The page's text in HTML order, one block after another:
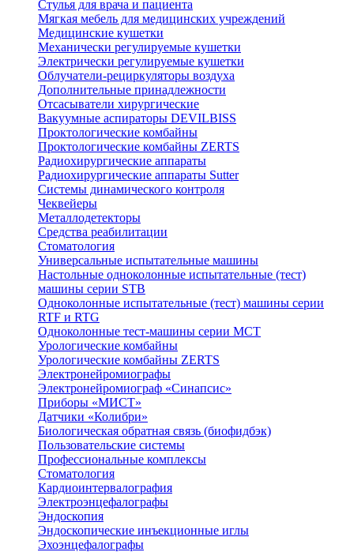
Стулья для врача и пациента
Мягкая мебель для медицинских учреждений
Медицинские кушетки
Механически регулируемые кушетки
Электрически регулируемые кушетки
Облучатели-рециркуляторы воздуха
Дополнительные принадлежности
Отсасыватели хирургические
Вакуумные аспираторы DEVILBISS
Проктологические комбайны
Проктологические комбайны ZERTS
Радиохирургические аппараты
Радиохирургические аппараты Sutter
Системы динамического контроля
Чеквейеры
Металлодетекторы
Средства реабилитации
Стоматология
Универсальные испытательные машины
Настольные одноколонные испытательные (тест)
машины серии STB
Одноколонные испытательные (тест) машины серии
RTF и RTG
Одноколонные тест-машины серии MCT
Урологические комбайны
Урологические комбайны ZERTS
Электронейромиографы
Электронейромиограф «Синапсис»
Приборы «МИСТ»
Датчики «Колибри»
Биологическая обратная связь (биофидбэк)
Пользовательские системы
Профессиональные комплексы
Стоматология
Кардиоинтервалография
Электроэнцефалографы
Эндоскопия
Эндоскопические инъекционные иглы
Эхоэнцефалографы